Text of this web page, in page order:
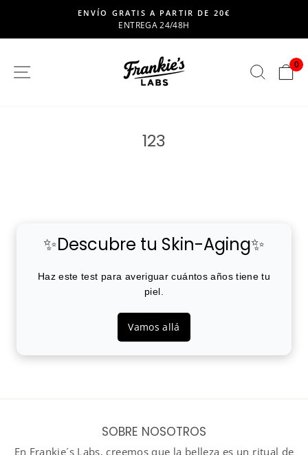
contenido
Pausar
de
diapositivas
ENVÍO GRATIS A PARTIR DE 20€
ENTREGA 24/48H
SITIO DE NAVEGACION 0
123
✨Descubre tu Skin-Aging✨
Haz este test para averiguar cuántos años tiene tu
piel.
Vamos allá
SOBRE NOSOTROS
En Frankie´s Labs, creemos que la belleza es un ritual de